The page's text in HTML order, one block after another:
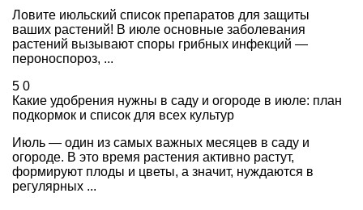
Ловите июльский список препаратов для защиты
ваших растений! В июле основные заболевания
растений вызывают споры грибных инфекций —
пероноспороз, ...
5 0
Какие удобрения нужны в саду и огороде в июле: план
подкормок и список для всех культур
Июль — один из самых важных месяцев в саду и
огороде. В это время растения активно растут,
формируют плоды и цветы, а значит, нуждаются в
регулярных ...